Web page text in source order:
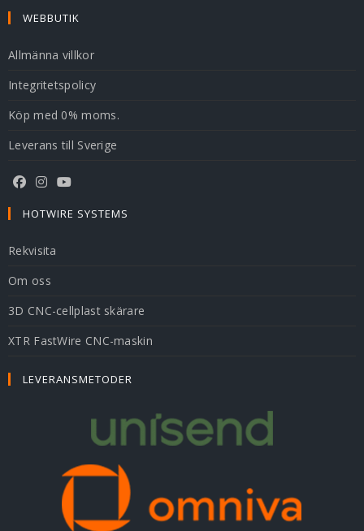
WEBBUTIK
Allmänna villkor
Integritetspolicy
Köp med 0% moms.
Leverans till Sverige
HOTWIRE SYSTEMS
Rekvisita
Om oss
3D CNC-cellplast skärare
XTR FastWire CNC-maskin
LEVERANSMETODER